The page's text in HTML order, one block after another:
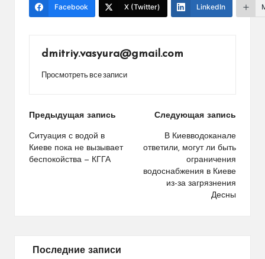
Facebook X (Twitter) LinkedIn
dmitriy.vasyura@gmail.com
Просмотреть все записи
Навигация
по
записям
Предыдущая запись
Ситуация с водой в
Киеве пока не вызывает
беспокойства — КГГА
Следующая запись
В Киевводоканале
ответили, могут ли быть
ограничения
водоснабжения в Киеве
из-за загрязнения
Десны
Последние записи